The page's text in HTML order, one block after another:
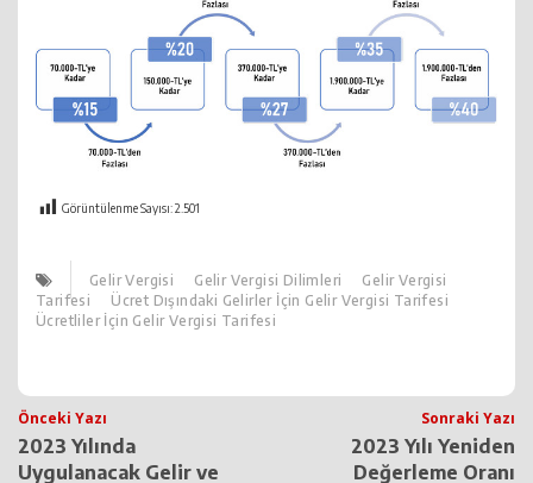
Görüntülenme Sayısı:2.501
Gelir Vergisi Gelir Vergisi Dilimleri
Gelir Vergisi
Tarifesi
Ücret Dışındaki Gelirler İçin Gelir Vergisi Tarifesi
Ücretliler İçin Gelir Vergisi Tarifesi
Post
Önceki Yazı
2023 Yılında
Uygulanacak Gelir ve
Sonraki Yazı
2023 Yılı Yeniden
Değerleme Oranı